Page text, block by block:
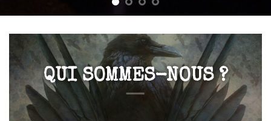
QUI SOMMES-NOUS ?